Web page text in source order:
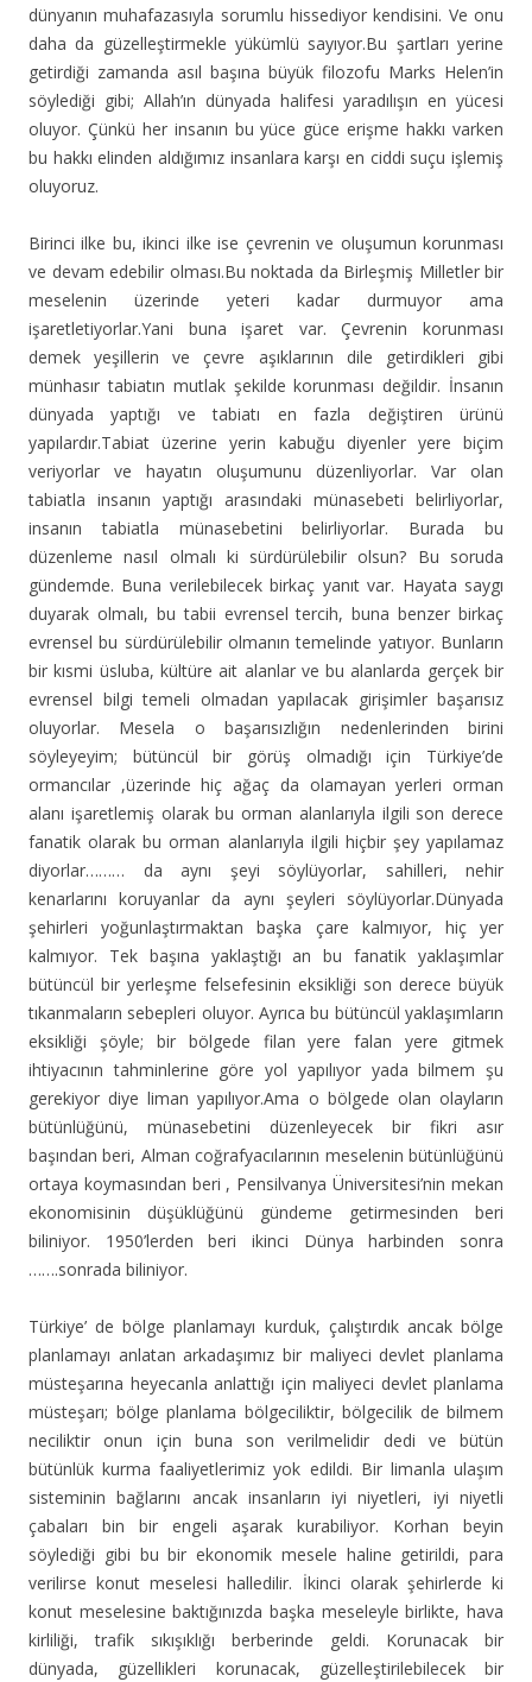
dünyanın muhafazasıyla sorumlu hissediyor kendisini. Ve onu
daha da güzelleştirmekle yükümlü sayıyor.Bu şartları yerine
getirdiği zamanda asıl başına büyük filozofu Marks Helen’in
söylediği gibi; Allah’ın dünyada halifesi yaradılışın en yücesi
oluyor. Çünkü her insanın bu yüce güce erişme hakkı varken
bu hakkı elinden aldığımız insanlara karşı en ciddi suçu işlemiş
oluyoruz.
Birinci ilke bu, ikinci ilke ise çevrenin ve oluşumun korunması
ve devam edebilir olması.Bu noktada da Birleşmiş Milletler bir
meselenin üzerinde yeteri kadar durmuyor ama
işaretletiyorlar.Yani buna işaret var. Çevrenin korunması
demek yeşillerin ve çevre aşıklarının dile getirdikleri gibi
münhasır tabiatın mutlak şekilde korunması değildir. İnsanın
dünyada yaptığı ve tabiatı en fazla değiştiren ürünü
yapılardır.Tabiat üzerine yerin kabuğu diyenler yere biçim
veriyorlar ve hayatın oluşumunu düzenliyorlar. Var olan
tabiatla insanın yaptığı arasındaki münasebeti belirliyorlar,
insanın tabiatla münasebetini belirliyorlar. Burada bu
düzenleme nasıl olmalı ki sürdürülebilir olsun? Bu soruda
gündemde. Buna verilebilecek birkaç yanıt var. Hayata saygı
duyarak olmalı, bu tabii evrensel tercih, buna benzer birkaç
evrensel bu sürdürülebilir olmanın temelinde yatıyor. Bunların
bir kısmi üsluba, kültüre ait alanlar ve bu alanlarda gerçek bir
evrensel bilgi temeli olmadan yapılacak girişimler başarısız
oluyorlar. Mesela o başarısızlığın nedenlerinden birini
söyleyeyim; bütüncül bir görüş olmadığı için Türkiye’de
ormancılar ,üzerinde hiç ağaç da olamayan yerleri orman
alanı işaretlemiş olarak bu orman alanlarıyla ilgili son derece
fanatik olarak bu orman alanlarıyla ilgili hiçbir şey yapılamaz
diyorlar……… da aynı şeyi söylüyorlar, sahilleri, nehir
kenarlarını koruyanlar da aynı şeyleri söylüyorlar.Dünyada
şehirleri yoğunlaştırmaktan başka çare kalmıyor, hiç yer
kalmıyor. Tek başına yaklaştığı an bu fanatik yaklaşımlar
bütüncül bir yerleşme felsefesinin eksikliği son derece büyük
tıkanmaların sebepleri oluyor. Ayrıca bu bütüncül yaklaşımların
eksikliği şöyle; bir bölgede filan yere falan yere gitmek
ihtiyacının tahminlerine göre yol yapılıyor yada bilmem şu
gerekiyor diye liman yapılıyor.Ama o bölgede olan olayların
bütünlüğünü, münasebetini düzenleyecek bir fikri asır
başından beri, Alman coğrafyacılarının meselenin bütünlüğünü
ortaya koymasından beri , Pensilvanya Üniversitesi’nin mekan
ekonomisinin düşüklüğünü gündeme getirmesinden beri
biliniyor. 1950’lerden beri ikinci Dünya harbinden sonra
…….sonrada biliniyor.
Türkiye’ de bölge planlamayı kurduk, çalıştırdık ancak bölge
planlamayı anlatan arkadaşımız bir maliyeci devlet planlama
müsteşarına heyecanla anlattığı için maliyeci devlet planlama
müsteşarı; bölge planlama bölgeciliktir, bölgecilik de bilmem
neciliktir onun için buna son verilmelidir dedi ve bütün
bütünlük kurma faaliyetlerimiz yok edildi. Bir limanla ulaşım
sisteminin bağlarını ancak insanların iyi niyetleri, iyi niyetli
çabaları bin bir engeli aşarak kurabiliyor. Korhan beyin
söylediği gibi bu bir ekonomik mesele haline getirildi, para
verilirse konut meselesi halledilir. İkinci olarak şehirlerde ki
konut meselesine baktığınızda başka meseleyle birlikte, hava
kirliliği, trafik sıkışıklığı berberinde geldi. Korunacak bir
dünyada, güzellikleri korunacak, güzelleştirilebilecek bir